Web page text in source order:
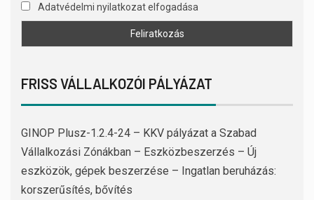
Adatvédelmi nyilatkozat elfogadása
FRISS VÁLLALKOZÓI PÁLYÁZAT
GINOP Plusz-1.2.4-24 – KKV pályázat a Szabad
Vállalkozási Zónákban – Eszközbeszerzés – Új
eszközök, gépek beszerzése – Ingatlan beruházás:
korszerűsítés, bővítés